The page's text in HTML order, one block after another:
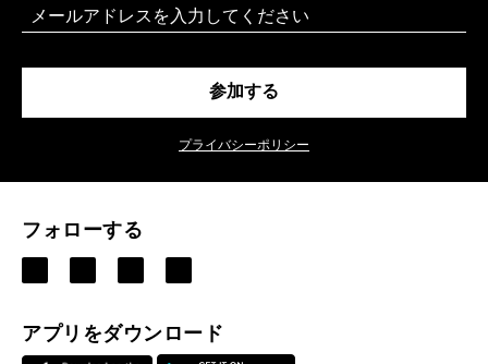
Email
参加する
プライバシーポリシー
フォローする
アプリをダウンロード